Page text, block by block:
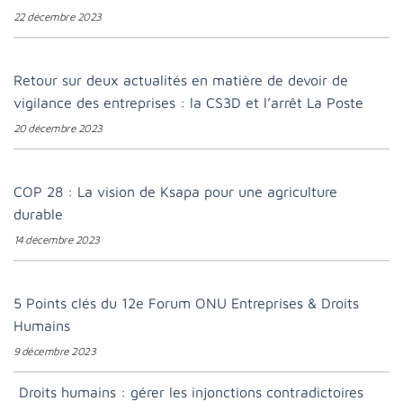
22 décembre 2023
Retour sur deux actualités en matière de devoir de
vigilance des entreprises : la CS3D et l’arrêt La Poste
20 décembre 2023
COP 28 : La vision de Ksapa pour une agriculture
durable
14 décembre 2023
5 Points clés du 12e Forum ONU Entreprises & Droits
Humains
9 décembre 2023
Droits humains : gérer les injonctions contradictoires